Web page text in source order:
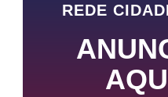
REDE